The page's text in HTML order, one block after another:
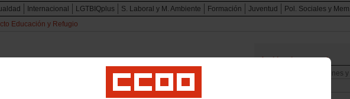
Internacional LGTBIQplus S. Laboral y M. Ambiente Formación Juventud Pol. Sociales y
Educación y Refugio
ido desarrollando con la comunidad educativa dentro del
cuadernillo para el aula recogemos cinco historias basadas en
Archivo documental
¡Stop genocidio! Acciones